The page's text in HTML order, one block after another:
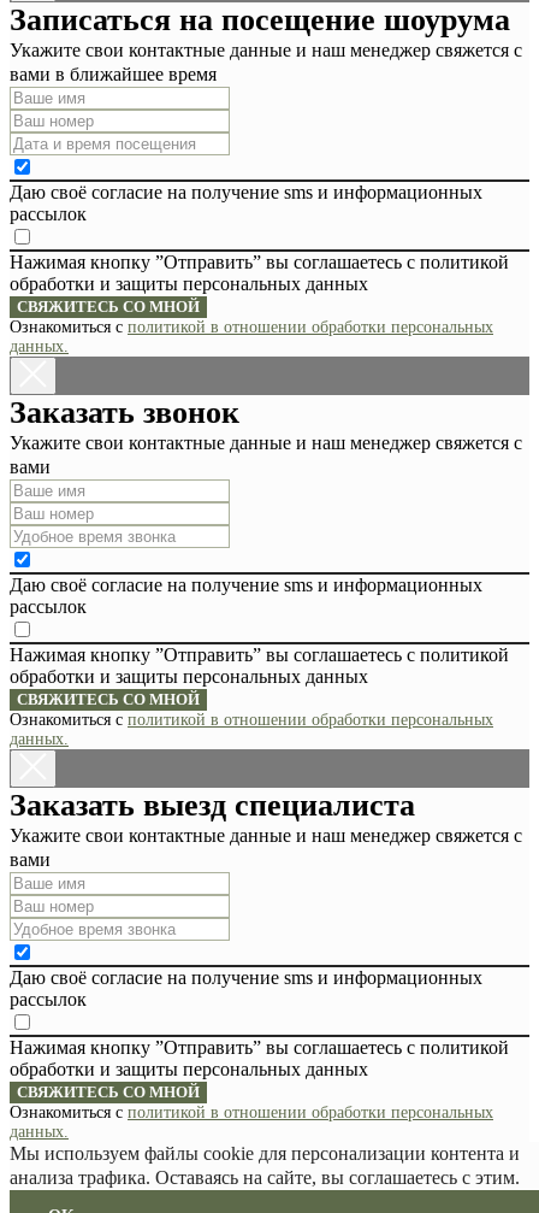
Записаться на посещение шоурума
Укажите свои контактные данные и наш менеджер свяжется с
вами в ближайшее время
Даю своё согласие на получение sms и информационных
рассылок
Нажимая кнопку ”Отправить” вы соглашаетесь с политикой
обработки и защиты персональных данных
СВЯЖИТЕСЬ СО МНОЙ
Ознакомиться с политикой в отношении обработки персональных
данных.
Заказать звонок
Укажите свои контактные данные и наш менеджер свяжется с
вами
Даю своё согласие на получение sms и информационных
рассылок
Нажимая кнопку ”Отправить” вы соглашаетесь с политикой
обработки и защиты персональных данных
СВЯЖИТЕСЬ СО МНОЙ
Ознакомиться с политикой в отношении обработки персональных
данных.
Заказать выезд специалиста
Укажите свои контактные данные и наш менеджер свяжется с
вами
Даю своё согласие на получение sms и информационных
рассылок
Нажимая кнопку ”Отправить” вы соглашаетесь с политикой
обработки и защиты персональных данных
СВЯЖИТЕСЬ СО МНОЙ
Ознакомиться с политикой в отношении обработки персональных
данных.
Мы используем файлы cookie для персонализации контента и
анализа трафика. Оставаясь на сайте, вы соглашаетесь с этим.